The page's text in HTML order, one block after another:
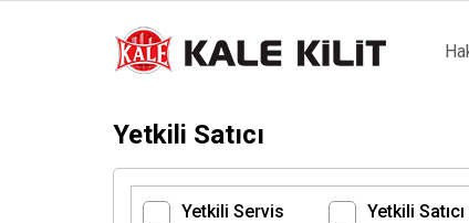
Yetkili Satıcı
Yetkili Servis Yetkili Satıcı